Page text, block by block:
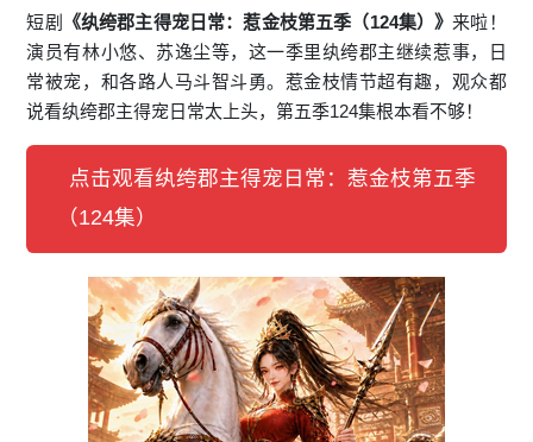
短剧 《纨绔郡主得宠日常：惹金枝第五季（124集）》来啦！
演员有林小悠、苏逸尘等，这一季里纨绔郡主继续惹事，日
常被宠，和各路人马斗智斗勇。惹金枝情节超有趣，观众都
说看纨绔郡主得宠日常太上头，第五季124集根本看不够！
点击观看纨绔郡主得宠日常：惹金枝第五季
（124集）